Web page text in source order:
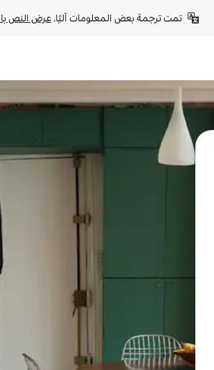
تمت ترجمة بعض المعلومات آليًا. عرض النص
عن طريق اللمس أو السحب.